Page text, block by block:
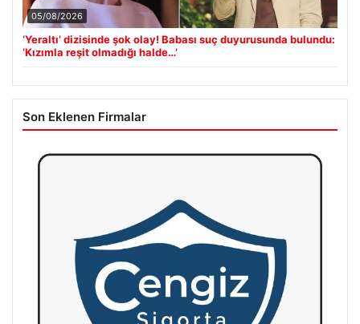
05/08/2026
‘Yeraltı’ dizisinde şok olay! Babası suç duyurusunda bulundu:
‘Kızımla reşit olmadığı halde…’
Son Eklenen Firmalar